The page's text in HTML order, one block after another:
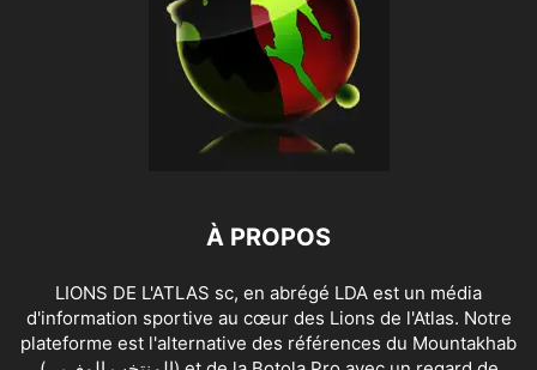
À PROPOS
LIONS DE L'ATLAS sc, en abrégé LDA est un média
d'information sportive au cœur des Lions de l'Atlas. Notre
plateforme est l'alternative des références du Mountakhab